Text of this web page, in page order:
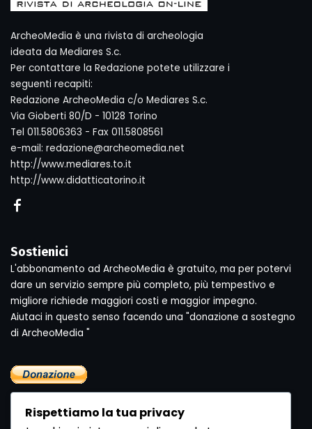
ArcheoMedia è una rivista di archeologia
ideata da Mediares S.c.
Per contattare la Redazione potete utilizzare i
seguenti recapiti:
Redazione ArcheoMedia c/o Mediares S.c.
Via Gioberti 80/D - 10128 Torino
Tel 011.5806363 - Fax 011.5808561
e-mail: redazione@archeomedia.net
http://www.mediares.to.it
http://www.didatticatorino.it
Sostienici
L'abbonamento ad ArcheoMedia è gratuito, ma per potervi
dare un servizio sempre più completo, più tempestivo e
migliore richiede maggiori costi e maggior impegno.
Aiutaci in questo senso facendo una "donazione a sostegno
di ArcheoMedia "
Rispettiamo la tua privacy